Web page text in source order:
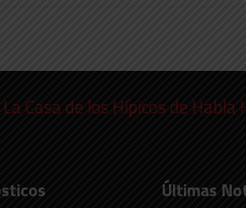
La Casa de los Hípicos de Habla
Últimas